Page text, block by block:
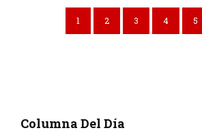
1 2 3 4 5
Columna Del Día